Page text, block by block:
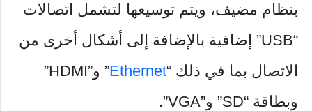
بنظام مضيف، ويتم توسيعها لتشمل اتصالات
“USB” إضافية بالإضافة إلى أشكال أخرى من
الاتصال بما في ذلك “Ethernet
” و”HDMI”
وبطاقة “SD” و”VGA”.